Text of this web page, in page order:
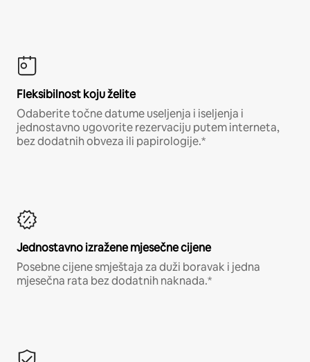
Fleksibilnost koju želite
Odaberite točne datume useljenja i iseljenja i
jednostavno ugovorite rezervaciju putem interneta,
bez dodatnih obveza ili papirologije.*
Jednostavno izražene mjesečne cijene
Posebne cijene smještaja za duži boravak i jedna
mjesečna rata bez dodatnih naknada.*